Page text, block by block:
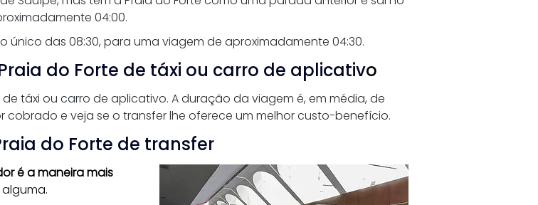
04:00.
único das 08:30, para uma viagem de aproximadamente 04:30.
do Forte de táxi ou carro de aplicativo
táxi ou carro de aplicativo. A duração da viagem é, em média, de
cobrado e veja se o transfer lhe oferece um melhor custo-benefício.
do Forte de transfer
é a maneira mais